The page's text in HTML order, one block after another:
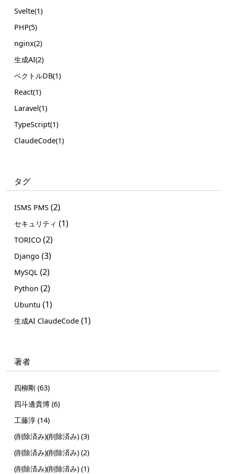
Svelte(1)
PHP(5)
nginx(2)
生成AI(2)
ベクトルDB(1)
React(1)
Laravel(1)
TypeScript(1)
ClaudeCode(1)
タグ
ISMS PMS (2)
セキュリティ (1)
TORICO (2)
Django (3)
MySQL (2)
Python (2)
Ubuntu (1)
生成AI ClaudeCode (1)
著者
四柳剛 (63)
四斗邊貴博 (6)
工藤淳 (14)
(削除済み)(削除済み) (3)
(削除済み)(削除済み) (2)
(削除済み)(削除済み) (1)